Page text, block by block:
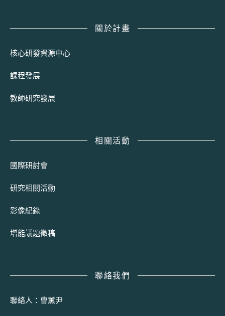
關於計畫
核心研發資源中心
課程發展
教師研究發展
相關活動
國際研討會
研究相關活動
影像紀錄
增能議題徵稿
聯絡我們
聯絡人：曹薰尹